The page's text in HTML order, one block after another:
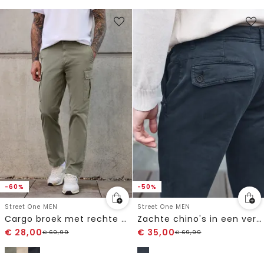
-60%
Street One MEN
Cargo broek met rechte pijpen
€ 28,00€69,99
-50%
Street One MEN
Zachte chino's in een verwassen look
€ 35,00€69,99